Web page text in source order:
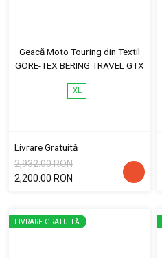
Geacă Moto Touring din Textil
GORE-TEX BERING TRAVEL GTX
XL
Livrare Gratuită
2,932.00 RON
2,200.00 RON
LIVRARE GRATUITĂ